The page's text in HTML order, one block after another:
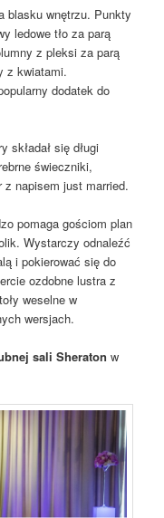
blasku wnętrzu. Punkty
ledowe tło za parą
z pleksi za parą
z kwiatami.
dodatek do
składał się długi
świeczniki,
z napisem just married.
pomaga gościom plan
Wystarczy odnaleźć
i pokierować się do
ozdobne lustra z
weselne w
wersjach.
sali Sheraton w